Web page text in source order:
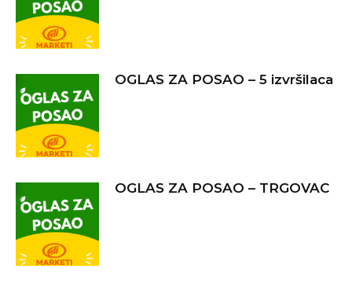
OGLAS ZA POSAO – 5 izvršilaca
OGLAS ZA POSAO – TRGOVAC